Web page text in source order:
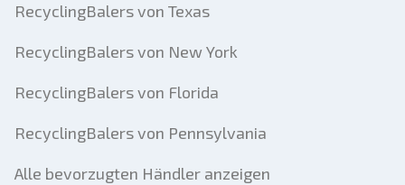
RecyclingBalers von Texas
RecyclingBalers von New York
RecyclingBalers von Florida
RecyclingBalers von Pennsylvania
Alle bevorzugten Händler anzeigen